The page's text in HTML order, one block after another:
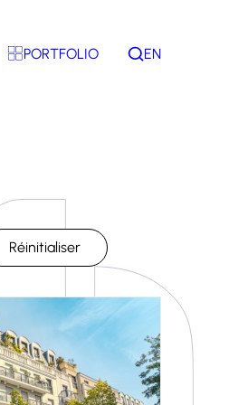
PORTFOLIO Rechercher
EN
Réinitialiser